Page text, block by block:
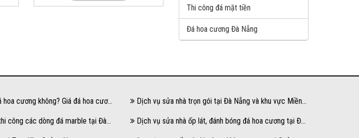
Thi công đá mặt tiền
Đá hoa cương Đà Nẵng
cương không? Giá đá hoa cương
công các dòng đá marble tại Đà
Dịch vụ sửa nhà trọn gói tại Đà Nẵng và khu vực Miền
Trung
Dịch vụ sửa nhà ốp lát, đánh bóng đá hoa cương tại Đà